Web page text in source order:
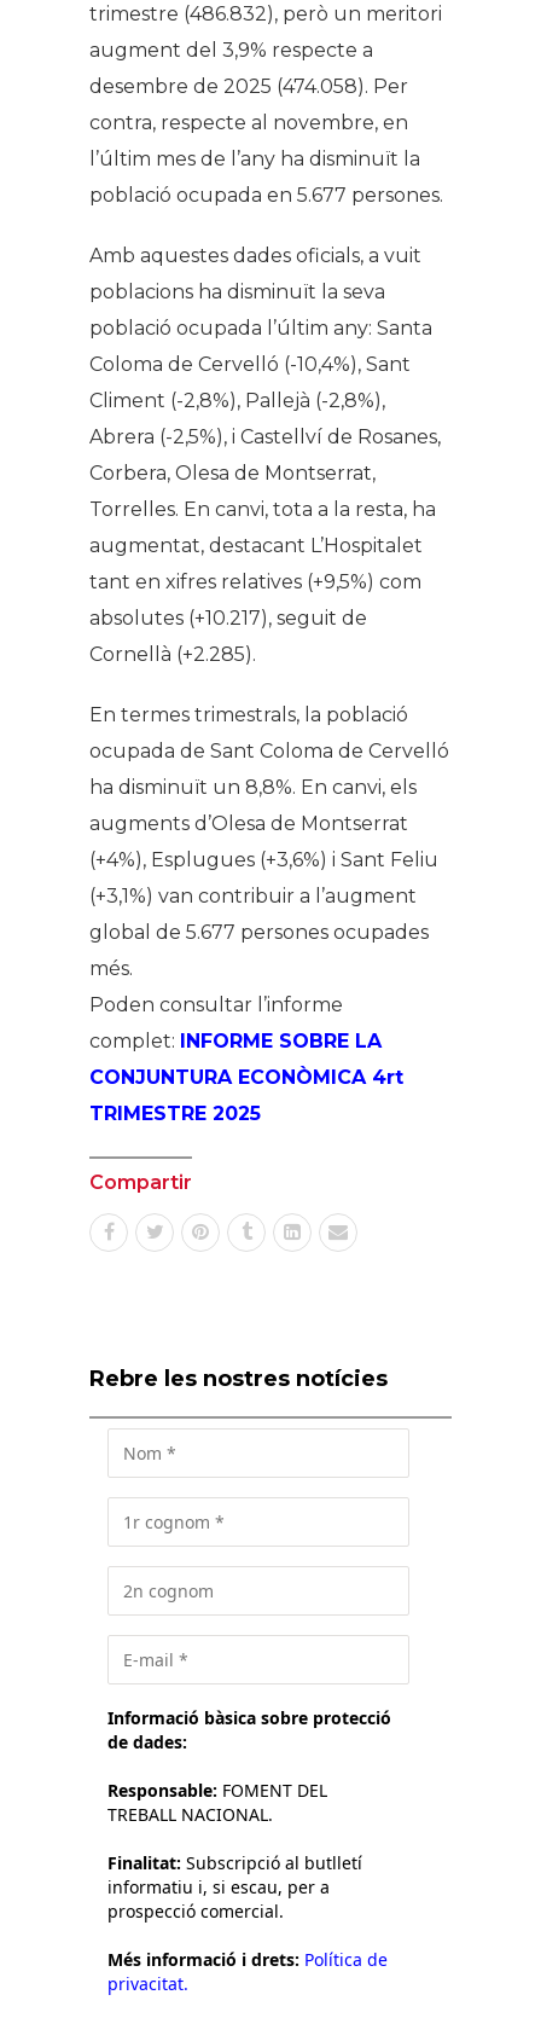
trimestre (486.832), però un meritori
augment del 3,9% respecte a
desembre de 2025 (474.058). Per
contra, respecte al novembre, en
l’últim mes de l’any ha disminuït la
població ocupada en 5.677 persones.
Amb aquestes dades oficials, a vuit
poblacions ha disminuït la seva
població ocupada l’últim any: Santa
Coloma de Cervelló (-10,4%), Sant
Climent (-2,8%), Pallejà (-2,8%),
Abrera (-2,5%), i Castellví de Rosanes,
Corbera, Olesa de Montserrat,
Torrelles. En canvi, tota a la resta, ha
augmentat, destacant L’Hospitalet
tant en xifres relatives (+9,5%) com
absolutes (+10.217), seguit de
Cornellà (+2.285).
En termes trimestrals, la població
ocupada de Sant Coloma de Cervelló
ha disminuït un 8,8%. En canvi, els
augments d’Olesa de Montserrat
(+4%), Esplugues (+3,6%) i Sant Feliu
(+3,1%) van contribuir a l’augment
global de 5.677 persones ocupades
més.
Poden consultar l’informe
complet: INFORME SOBRE LA
CONJUNTURA ECONÒMICA 4rt
TRIMESTRE 2025
Compartir
Rebre les nostres notícies
Informació bàsica sobre protecció
de dades:
Responsable: FOMENT DEL
TREBALL NACIONAL.
Finalitat: Subscripció al butlletí
informatiu i, si escau, per a
prospecció comercial.
Més informació i drets: Política de
privacitat.